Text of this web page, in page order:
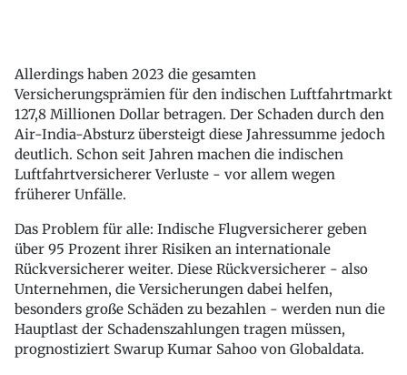
Allerdings haben 2023 die gesamten
Versicherungsprämien für den indischen Luftfahrtmarkt
127,8 Millionen Dollar betragen. Der Schaden durch den
Air-India-Absturz übersteigt diese Jahressumme jedoch
deutlich. Schon seit Jahren machen die indischen
Luftfahrtversicherer Verluste - vor allem wegen
früherer Unfälle.
Das Problem für alle: Indische Flugversicherer geben
über 95 Prozent ihrer Risiken an internationale
Rückversicherer weiter. Diese Rückversicherer - also
Unternehmen, die Versicherungen dabei helfen,
besonders große Schäden zu bezahlen - werden nun die
Hauptlast der Schadenszahlungen tragen müssen,
prognostiziert Swarup Kumar Sahoo von Globaldata.